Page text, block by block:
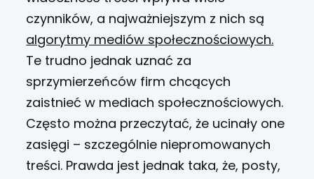
czynników, a najważniejszym z nich są
algorytmy mediów społecznościowych.
Te trudno jednak uznać za
sprzymierzeńców firm chcących
zaistnieć w mediach społecznościowych.
Często można przeczytać, że ucinały one
zasięgi – szczególnie niepromowanych
treści. Prawda jest jednak taka, że, posty,